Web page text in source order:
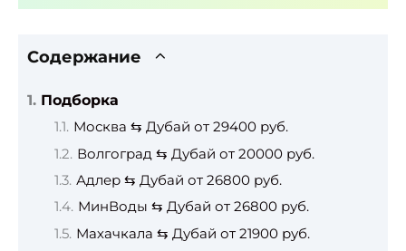
Содержание
Подборка
Москва ⇆ Дубай от 29400 руб.
Волгоград ⇆ Дубай от 20000 руб.
Адлер ⇆ Дубай от 26800 руб.
МинВоды ⇆ Дубай от 26800 руб.
Махачкала ⇆ Дубай от 21900 руб.